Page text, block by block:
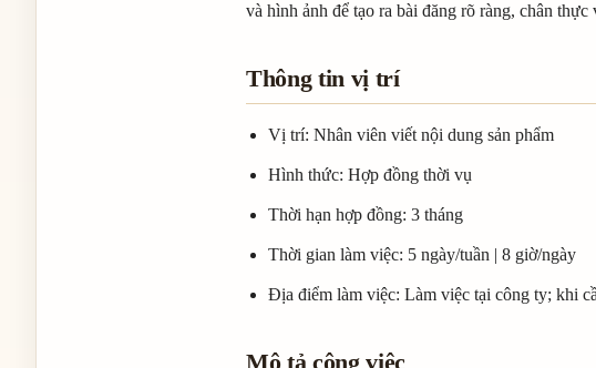
và hình ảnh để tạo ra bài đăng rõ ràng, chân
Thông tin vị trí
Vị trí: Nhân viên viết nội dung sản phẩm
Hình thức: Hợp đồng thời vụ
Thời hạn hợp đồng: 3 tháng
Thời gian làm việc: 5 ngày/tuần | 8 giờ/ngày
Địa điểm làm việc: Làm việc tại công ty; khi
Mô tả công việc